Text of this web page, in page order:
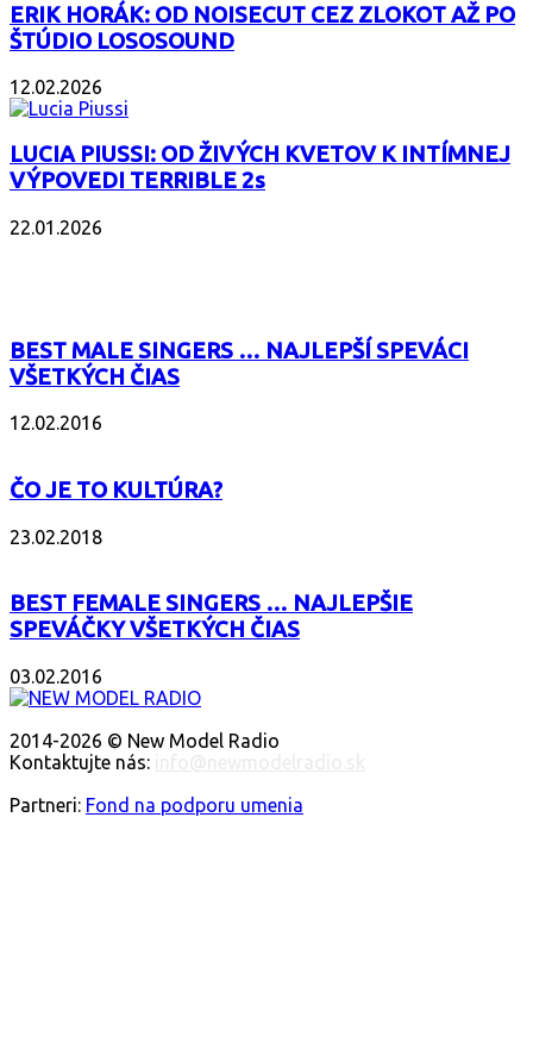
ERIK HORÁK: OD NOISECUT CEZ ZLOKOT AŽ PO
ŠTÚDIO LOSOSOUND
12.02.2026
LUCIA PIUSSI: OD ŽIVÝCH KVETOV K INTÍMNEJ
VÝPOVEDI TERRIBLE 2s
22.01.2026
BEST MALE SINGERS … NAJLEPŠÍ SPEVÁCI
VŠETKÝCH ČIAS
12.02.2016
ČO JE TO KULTÚRA?
23.02.2018
BEST FEMALE SINGERS … NAJLEPŠIE
SPEVÁČKY VŠETKÝCH ČIAS
03.02.2016
2014-2026 © New Model Radio
Kontaktujte nás:
Partneri: Fond na podporu umenia